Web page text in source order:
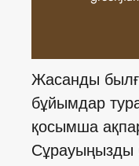
Жасанды
бұйымдар
қосымша
Сұрауыңызды